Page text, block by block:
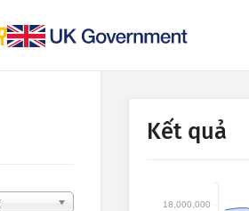
Kết quả
18,000,000